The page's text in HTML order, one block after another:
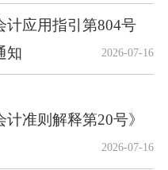
计应用指引第804号
知
2026-07-16
准则解释第20号》
2026-07-16